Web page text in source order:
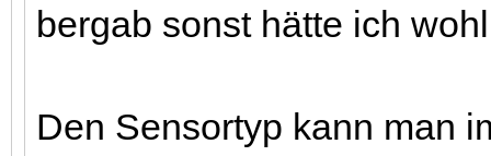
bergab sonst hätte ich
Den Sensortyp kann man